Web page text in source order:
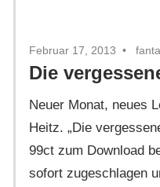
Februar 17, 2013
Die
Neuer Monat, neues
Heitz. „Die
99ct zum Download
sofort zugeschlagen